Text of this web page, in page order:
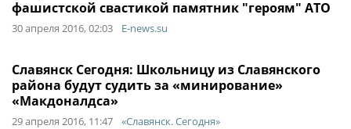
фашистской свастикой памятник "героям" АТО
30 апреля 2016, 02:03 E-news.su
Славянск Сегодня: Школьницу из Славянского
района будут судить за «минирование»
«Макдоналдса»
29 апреля 2016, 11:47 «Славянск. Сегодня»